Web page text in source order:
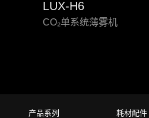
LUX-H6
CO₂单系统薄雾机
产品系列 耗材配件